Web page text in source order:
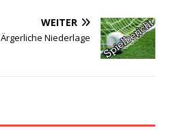
WEITER
Ärgerliche Niederlage